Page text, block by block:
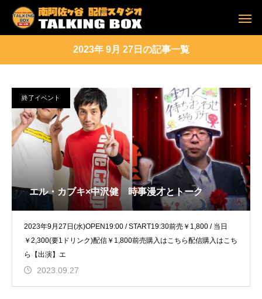
2023年 9月 27日の記事一覧
終了イベント
エル・カブキ×中沢健 時事漫才とトーク
2023年9月27日(水)OPEN19:00 / START19:30前売￥1,800 / 当日
￥2,300(要1ドリンク)配信￥1,800前売購入はこちら配信購入はこち
ら【出演】エ
2023.09.27